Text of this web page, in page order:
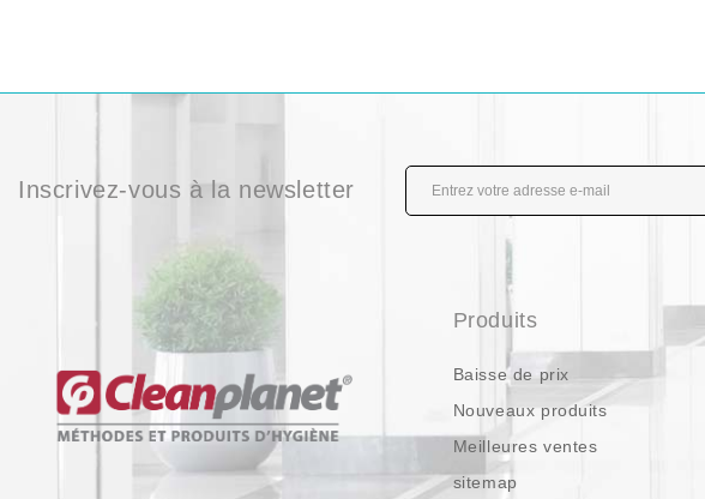
Inscrivez-vous à la newsletter
Produits
Baisse de prix
Nouveaux produits
Meilleures ventes
sitemap